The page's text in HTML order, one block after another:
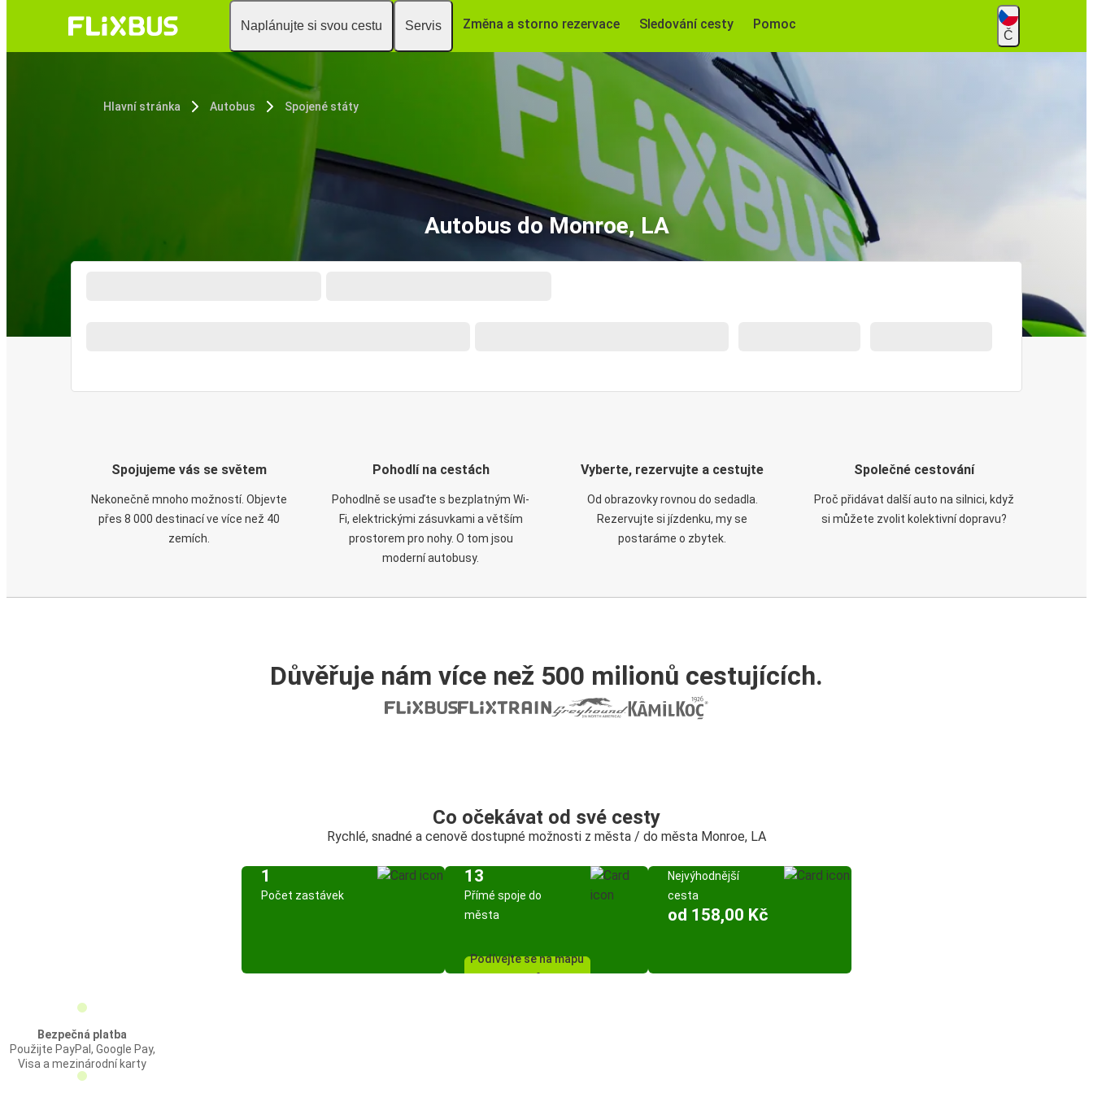
Naplánujte si svou cestu Servis Změna a storno rezervace Sledování cesty Pomoc
Č
Hlavní stránka Autobus Spojené státy
Autobus do Monroe, LA
Spojujeme vás se světem
Nekonečně mnoho možností. Objevte
přes 8 000 destinací ve více než 40
zemích.
Pohodlí na cestách
Pohodlně se usaďte s bezplatným Wi-
Fi, elektrickými zásuvkami a větším
prostorem pro nohy. O tom jsou
moderní autobusy.
Vyberte, rezervujte a cestujte
Od obrazovky rovnou do sedadla.
Rezervujte si jízdenku, my se
postaráme o zbytek.
Společné cestování
Proč přidávat další auto na silnici, když
si můžete zvolit kolektivní dopravu?
Důvěřuje nám více než 500 milionů cestujících.
Co očekávat od své cesty
Rychlé, snadné a cenově dostupné možnosti z města / do města Monroe, LA
1
Počet zastávek
13
Přímé spoje do
města
Podívejte se na mapu
Nejvýhodnější
cesta
od 158,00 Kč
Bezpečná platba
Použijte PayPal, Google Pay,
Visa a mezinárodní karty